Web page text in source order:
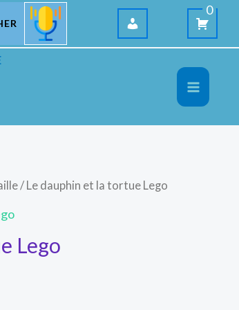
0
/ Le dauphin et la tortue Lego
Lego